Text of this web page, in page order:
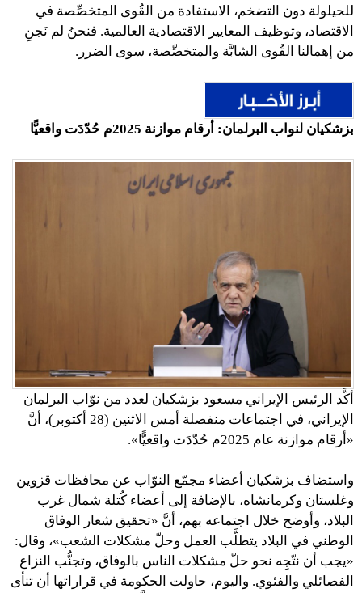
للحيلولة دون التضخم، الاستفادة من القُوى المتخصِّصة في
الاقتصاد، وتوظيف المعايير الاقتصادية العالمية. فنحنُ لم نَجنِ
من إهمالنا القُوى الشابَّة والمتخصِّصة، سوى الضرر.
بزشكيان لنواب البرلمان: أرقام موازنة 2025م حُدّدَت واقعيًّا
أكَّد الرئيس الإيراني مسعود بزشكيان لعدد من نوّاب البرلمان
الإيراني، في اجتماعات منفصلة أمس الاثنين (28 أكتوبر)، أنَّ
«أرقام موازنة عام 2025م حُدّدَت واقعيًّا».
واستضاف بزشكيان أعضاء مجمّع النوّاب عن محافظات قزوين
وغلستان وكرمانشاه، بالإضافة إلى أعضاء كُتلة شمال غرب
البلاد، وأوضح خلال اجتماعه بهم، أنَّ «تحقيق شعار الوفاق
الوطني في البلاد يتطلَّب العمل وحلّ مشكلات الشعب»، وقال:
«يجب أن نتّجِه نحو حلّ مشكلات الناس بالوفاق، وتجنُّب النزاع
الفصائلي والفئوي. واليوم، حاولت الحكومة في قراراتها أن تنأى